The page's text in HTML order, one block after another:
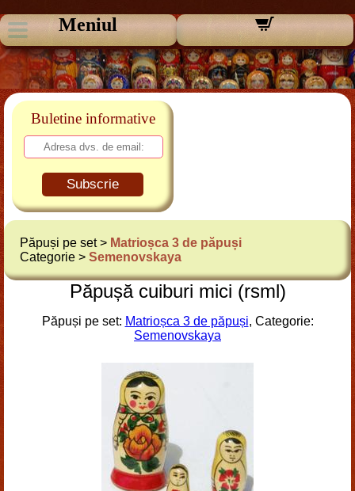
Meniul
Buletine informative
Subscrie
Păpuși pe set > Matrioșca 3 de păpuși
Categorie > Semenovskaya
Păpușă cuiburi mici (rsml)
Păpuși pe set: Matrioșca 3 de păpuși, Categorie:
Semenovskaya